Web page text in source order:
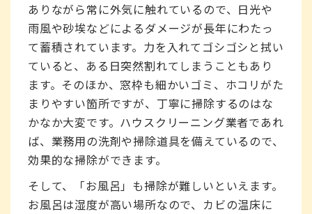
ありながら常に外気に触れているので、日光や
雨風や砂埃などによるダメージが長年にわたっ
て蓄積されています。力を入れてゴシゴシと拭い
ていると、ある日突然割れてしまうこともあり
ます。そのほか、窓枠も細かいゴミ、ホコリがた
まりやすい箇所ですが、丁寧に掃除するのはな
かなか大変です。ハウスクリーニング業者であれ
ば、業務用の洗剤や掃除道具を備えているので、
効果的な掃除ができます。
そして、「お風呂」も掃除が難しいといえます。
お風呂は湿度が高い場所なので、カビの温床に